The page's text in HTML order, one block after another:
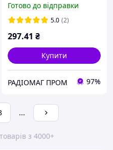
BREVE TUFVASSONS
Готово до відправки
5.0 (2)
297.41 ₴
Купити
РАДІОМАГ ПРОМ 97%
...
з 4000+